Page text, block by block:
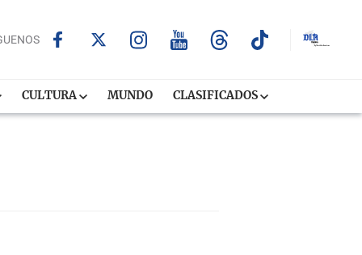
CULTURA MUNDO CLASIFICADOS